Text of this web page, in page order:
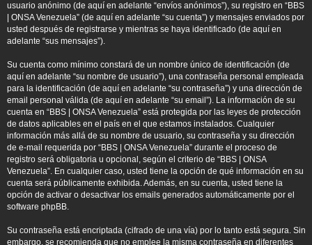
usuario anónimo (de aquí en adelante “envíos anónimos”), su registro en “BBS
| ONSA Venezuela” (de aquí en adelante “su cuenta”) y mensajes enviados por
usted después de registrarse y mientras se haya identificado (de aquí en
adelante “sus mensajes”).
Su cuenta como mínimo constará de un nombre único de identificación (de
aquí en adelante “su nombre de usuario”), una contraseña personal empleada
para la identificación (de aquí en adelante “su contraseña”) y una dirección de
email personal válida (de aquí en adelante “su email”). La información de su
cuenta en “BBS | ONSA Venezuela” está protegida por las leyes de protección
de datos aplicables en el país en el que estamos instalados. Cualquier
información más allá de su nombre de usuario, su contraseña y su dirección
de e-mail requerida por “BBS | ONSA Venezuela” durante el proceso de
registro será obligatoria u opcional, según el criterio de “BBS | ONSA
Venezuela”. En cualquier caso, usted tiene la opción de qué información en su
cuenta será públicamente exhibida. Además, en su cuenta, usted tiene la
opción de activar o desactivar los emails generados automáticamente por el
software phpBB.
Su contraseña está encriptada (cifrado de una vía) por lo tanto está segura. Sin
embargo, se recomienda que no emplee la misma contraseña en diferentes